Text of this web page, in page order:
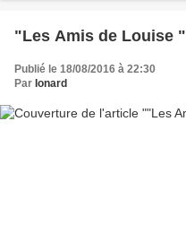
"Les Amis de Louise "
Publié le 18/08/2016 à 22:30
Par Ionard